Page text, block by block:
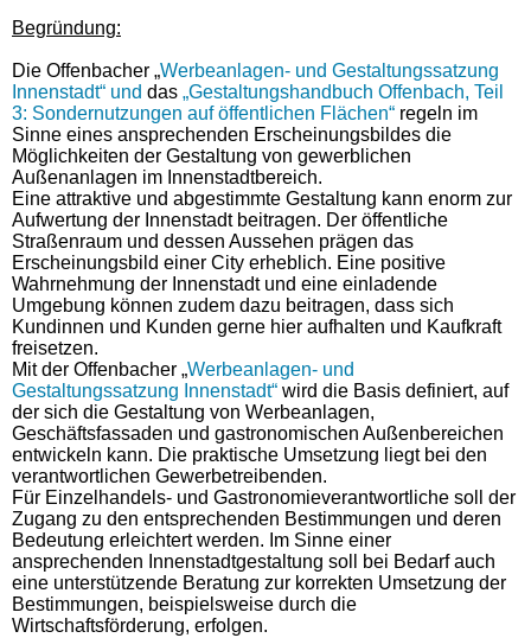
Begründung:
Die Offenbacher „Werbeanlagen- und Gestaltungssatzung
Innenstadt“ und das „Gestaltungshandbuch Offenbach, Teil
3: Sondernutzungen auf öffentlichen Flächen“ regeln im
Sinne eines ansprechenden Erscheinungsbildes die
Möglichkeiten der Gestaltung von gewerblichen
Außenanlagen im Innenstadtbereich.
Eine attraktive und abgestimmte Gestaltung kann enorm zur
Aufwertung der Innenstadt beitragen. Der öffentliche
Straßenraum und dessen Aussehen prägen das
Erscheinungsbild einer City erheblich. Eine positive
Wahrnehmung der Innenstadt und eine einladende
Umgebung können zudem dazu beitragen, dass sich
Kundinnen und Kunden gerne hier aufhalten und Kaufkraft
freisetzen.
Mit der Offenbacher „Werbeanlagen- und
Gestaltungssatzung Innenstadt“ wird die Basis definiert, auf
der sich die Gestaltung von Werbeanlagen,
Geschäftsfassaden und gastronomischen Außenbereichen
entwickeln kann. Die praktische Umsetzung liegt bei den
verantwortlichen Gewerbetreibenden.
Für Einzelhandels- und Gastronomieverantwortliche soll der
Zugang zu den entsprechenden Bestimmungen und deren
Bedeutung erleichtert werden. Im Sinne einer
ansprechenden Innenstadtgestaltung soll bei Bedarf auch
eine unterstützende Beratung zur korrekten Umsetzung der
Bestimmungen, beispielsweise durch die
Wirtschaftsförderung, erfolgen.